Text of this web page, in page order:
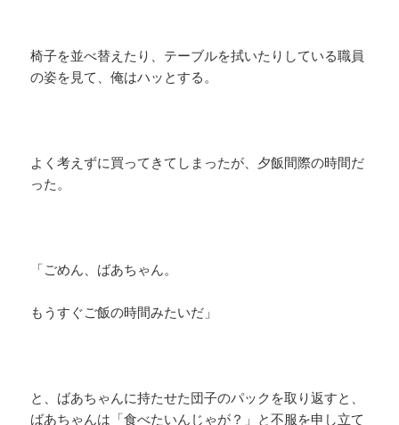
椅子を並べ替えたり、テーブルを拭いたりしている職員
の姿を見て、俺はハッとする。
よく考えずに買ってきてしまったが、夕飯間際の時間だ
った。
「ごめん、ばあちゃん。
もうすぐご飯の時間みたいだ」
と、ばあちゃんに持たせた団子のパックを取り返すと、
ばあちゃんは「食べたいんじゃが？」と不服を申し立て